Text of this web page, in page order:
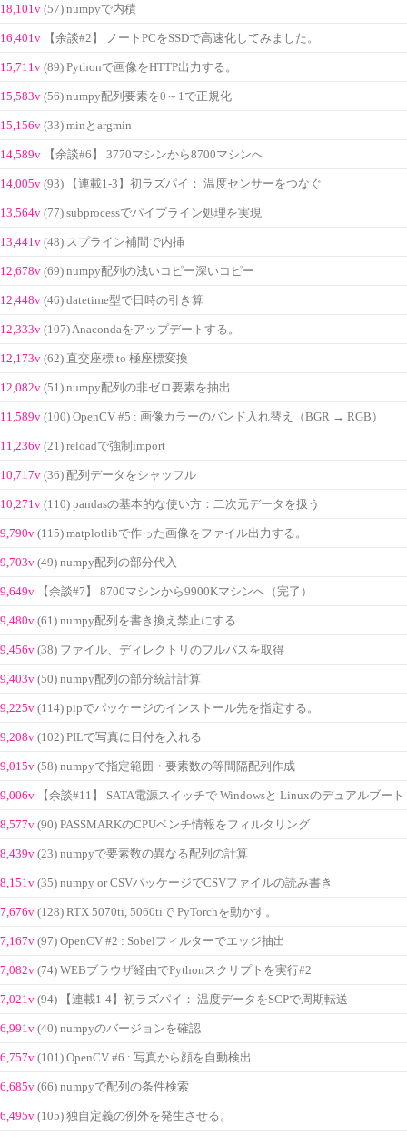
18,101v (57) numpyで内積
16,401v 【余談#2】 ノートPCをSSDで高速化してみました。
15,711v (89) Pythonで画像をHTTP出力する。
15,583v (56) numpy配列要素を0～1で正規化
15,156v (33) minとargmin
14,589v 【余談#6】 3770マシンから8700マシンへ
14,005v (93) 【連載1-3】初ラズパイ： 温度センサーをつなぐ
13,564v (77) subprocessでパイプライン処理を実現
13,441v (48) スプライン補間で内挿
12,678v (69) numpy配列の浅いコピー深いコピー
12,448v (46) datetime型で日時の引き算
12,333v (107) Anacondaをアップデートする。
12,173v (62) 直交座標 to 極座標変換
12,082v (51) numpy配列の非ゼロ要素を抽出
11,589v (100) OpenCV #5 : 画像カラーのバンド入れ替え（BGR → RGB）
11,236v (21) reloadで強制import
10,717v (36) 配列データをシャッフル
10,271v (110) pandasの基本的な使い方：二次元データを扱う
9,790v (115) matplotlibで作った画像をファイル出力する。
9,703v (49) numpy配列の部分代入
9,649v 【余談#7】 8700マシンから9900Kマシンへ（完了）
9,480v (61) numpy配列を書き換え禁止にする
9,456v (38) ファイル、ディレクトリのフルパスを取得
9,403v (50) numpy配列の部分統計計算
9,225v (114) pipでパッケージのインストール先を指定する。
9,208v (102) PILで写真に日付を入れる
9,015v (58) numpyで指定範囲・要素数の等間隔配列作成
9,006v 【余談#11】 SATA電源スイッチで Windowsと Linuxのデュアルブート
8,577v (90) PASSMARKのCPUベンチ情報をフィルタリング
8,439v (23) numpyで要素数の異なる配列の計算
8,151v (35) numpy or CSVパッケージでCSVファイルの読み書き
7,676v (128) RTX 5070ti, 5060tiで PyTorchを動かす。
7,167v (97) OpenCV #2 : Sobelフィルターでエッジ抽出
7,082v (74) WEBブラウザ経由でPythonスクリプトを実行#2
7,021v (94) 【連載1-4】初ラズパイ： 温度データをSCPで周期転送
6,991v (40) numpyのバージョンを確認
6,757v (101) OpenCV #6 : 写真から顔を自動検出
6,685v (66) numpyで配列の条件検索
6,495v (105) 独自定義の例外を発生させる。